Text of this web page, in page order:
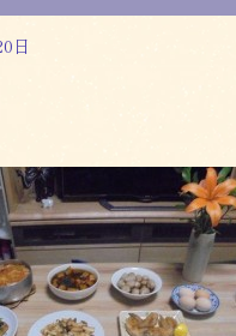
日
e